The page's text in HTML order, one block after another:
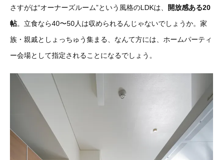
さすがは“オーナーズルーム”という風格のLDKは、
開放感ある20
帖。立食なら40〜50人は収められるんじゃないでしょうか。家
族・親戚としょっちゅう集まる、なんて方には、ホームパーティ
ー会場として指定されることになるでしょう。